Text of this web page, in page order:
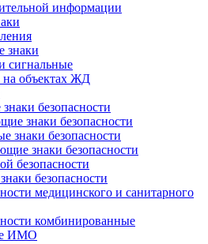
информации
знаки
сигнальные
на объектах ЖД
безопасности
знаки безопасности
знаки безопасности
знаки безопасности
безопасности
безопасности
медицинского и санитарного
комбинированные
ИМО